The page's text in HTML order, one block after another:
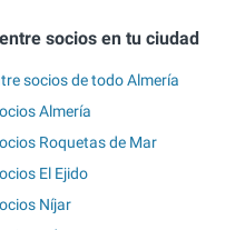
socios en tu ciudad
socios de todo Almería
Almería
Roquetas de Mar
El Ejido
Níjar